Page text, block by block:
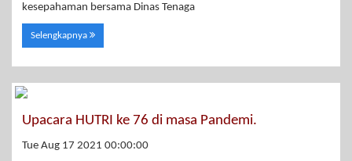
kesepahaman bersama Dinas Tenaga
Selengkapnya
Upacara HUTRI ke 76 di masa Pandemi.
Tue Aug 17 2021 00:00:00